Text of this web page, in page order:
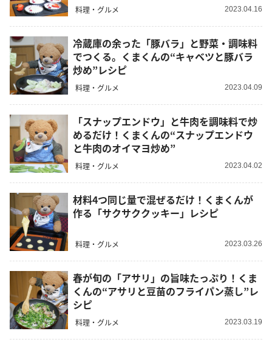
料理・グルメ 2023.04.16
冷蔵庫の余った「豚バラ」と野菜・調味料
でつくる。くまくんの“キャベツと豚バラ
炒め”レシピ
料理・グルメ 2023.04.09
「スナップエンドウ」と牛肉を調味料で炒
めるだけ！くまくんの“スナップエンドウ
と牛肉のオイマヨ炒め”
料理・グルメ 2023.04.02
材料4つ同じ量で混ぜるだけ！くまくんが
作る「サクサククッキー」レシピ
料理・グルメ 2023.03.26
春が旬の「アサリ」の旨味たっぷり！くま
くんの“アサリと豆苗のフライパン蒸し”レ
シピ
料理・グルメ 2023.03.19